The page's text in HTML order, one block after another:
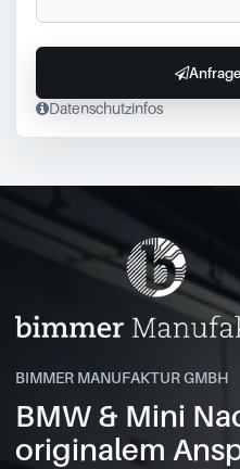
Datenschutzinfos
BIMMER MANUFAKTUR GMBH
BMW & Mini
originalem